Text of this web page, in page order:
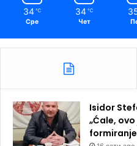
34 ℃
Сре
34 ℃
Чет
Isidor
„Ćale,